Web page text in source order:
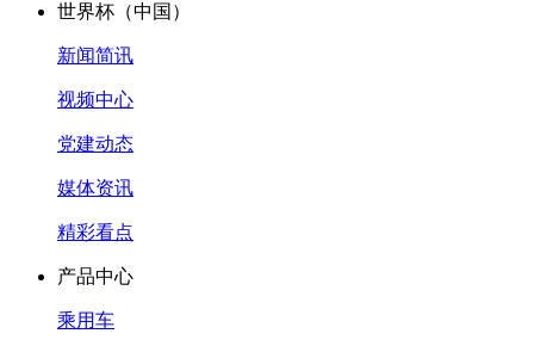
世界杯（中国）
新闻简讯
视频中心
党建动态
媒体资讯
精彩看点
产品中心
乘用车